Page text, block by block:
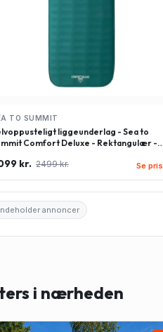
TO SUMMIT
liggeunderlag - Sea to
Comfort Deluxe - Rektangulær -
kr. 2499 kr. Se pris
annoncer
i nærheden